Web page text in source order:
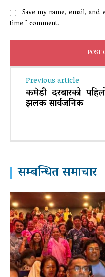
Save my name, email,
time I comment.
Previous article
कमेडी दरबारको
झलक सार्वजनिक
सम्बन्धित समाचार